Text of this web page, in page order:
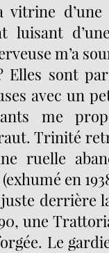
vitrine
luisant
m’a
Elles sont
avec un
me
Trinité
ruelle
en
juste derrière
une
Le